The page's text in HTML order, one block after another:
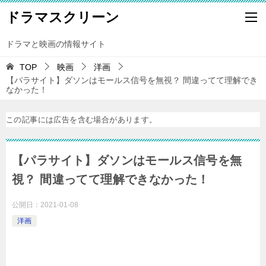
ドラマスクリーン
ドラマと映画の情報サイト
TOP 映画
洋画
【パラサイト】ダソンはモールス信号を無視？ 間違ってて理解でき
なかった！
この記事には広告を含む場合があります。
【パラサイト】ダソンはモールス信号を無
視？ 間違ってて理解できなかった！
公開日： 2021-01-08
洋画